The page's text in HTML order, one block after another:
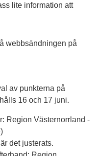
lite information att
webbsändningen på
av punkterna på
16 och 17 juni.
Region Västernorrland -
det justerats.